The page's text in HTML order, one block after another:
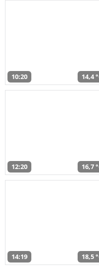
10:20 14,4
12:20 16,7
14:19 18,5